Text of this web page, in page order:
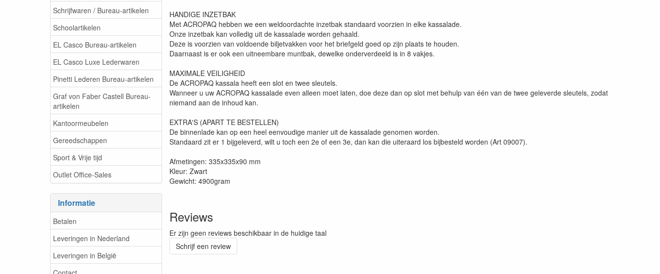
Schrijfwaren / Bureau-artikelen
Schoolartikelen
EL Casco Bureau-artikelen
EL Casco Luxe Lederwaren
Pinetti Lederen Bureau-artikelen
Graf von Faber Castell Bureau-
artikelen
Kantoormeubelen
Gereedschappen
Sport & Vrije tijd
Outlet Office-Sales
Informatie
Betalen
Leveringen in Nederland
Leveringen in België
HANDIGE INZETBAK
Met ACROPAQ hebben we een weldoordachte inzetbak standaard voorzien in elke kassalade.
Onze inzetbak kan volledig uit de kassalade worden gehaald.
Deze is voorzien van voldoende biljetvakken voor het briefgeld goed op zijn plaats te houden.
Daarnaast is er ook een uitneembare muntbak, dewelke onderverdeeld is in 8 vakjes.
MAXIMALE VEILIGHEID
De ACROPAQ kassala heeft een slot en twee sleutels.
Wanneer u uw ACROPAQ kassalade even alleen moet laten, doe deze dan op slot met behulp van één van de twee geleverde sleutels, zodat
niemand aan de inhoud kan.
EXTRA'S (APART TE BESTELLEN)
De binnenlade kan op een heel eenvoudige manier uit de kassalade genomen worden.
Standaard zit er 1 bijgeleverd, wilt u toch een 2e of een 3e, dan kan die uiteraard los bijbesteld worden (Art 09007).
Afmetingen: 335x335x90 mm
Kleur: Zwart
Gewicht: 4900gram
Reviews
Er zijn geen reviews beschikbaar in de huidige taal
Schrijf een review